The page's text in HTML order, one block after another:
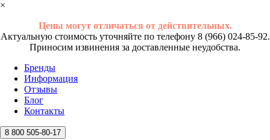
×
Цены могут отличаться от действительных.
Актуальную стоимость уточняйте по телефону 8 (966) 024-85-92.
Приносим извинения за доставленные неудобства.
Бренды
Информация
Отзывы
Блог
Контакты
8 800 505-80-17